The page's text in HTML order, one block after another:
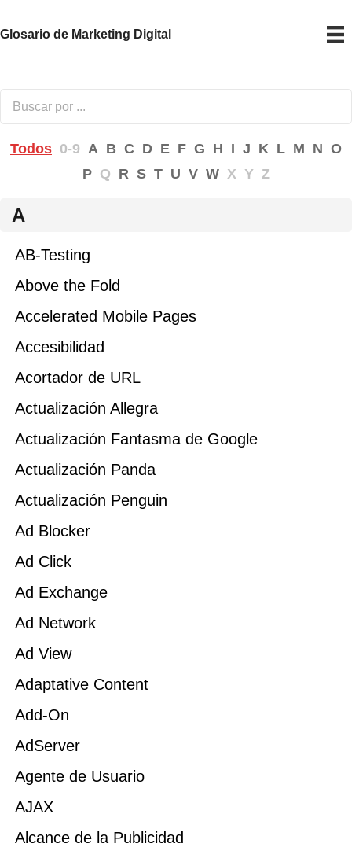
Glosario de Marketing Digital
Todos 0-9 A B C D E F G H I J K L M N O
P Q R S T U V W X Y Z
A
AB-Testing
Above the Fold
Accelerated Mobile Pages
Accesibilidad
Acortador de URL
Actualización Allegra
Actualización Fantasma de Google
Actualización Panda
Actualización Penguin
Ad Blocker
Ad Click
Ad Exchange
Ad Network
Ad View
Adaptative Content
Add-On
AdServer
Agente de Usuario
AJAX
Alcance de la Publicidad